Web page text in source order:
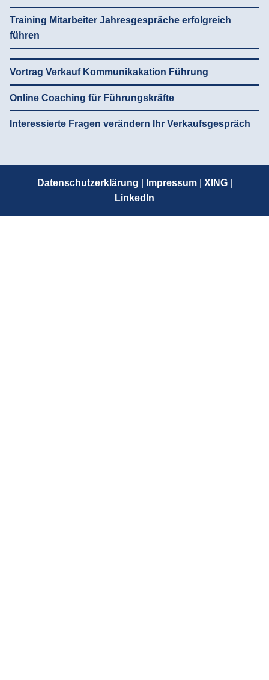
Training Mitarbeiter Jahresgespräche erfolgreich
führen
Vortrag Verkauf Kommunikakation Führung
Online Coaching für Führungskräfte
Interessierte Fragen verändern Ihr Verkaufsgespräch
Datenschutzerklärung Impressum| XING|
LinkedIn